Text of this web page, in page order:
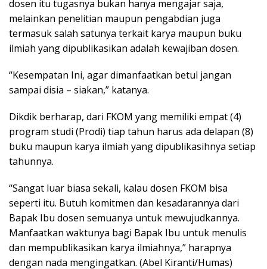
dosen itu tugasnya bukan hanya mengajar saja,
melainkan penelitian maupun pengabdian juga
termasuk salah satunya terkait karya maupun buku
ilmiah yang dipublikasikan adalah kewajiban dosen.
“Kesempatan Ini, agar dimanfaatkan betul jangan
sampai disia – siakan,” katanya.
Dikdik berharap, dari FKOM yang memiliki empat (4)
program studi (Prodi) tiap tahun harus ada delapan (8)
buku maupun karya ilmiah yang dipublikasihnya setiap
tahunnya.
“Sangat luar biasa sekali, kalau dosen FKOM bisa
seperti itu. Butuh komitmen dan kesadarannya dari
Bapak Ibu dosen semuanya untuk mewujudkannya.
Manfaatkan waktunya bagi Bapak Ibu untuk menulis
dan mempublikasikan karya ilmiahnya,” harapnya
dengan nada mengingatkan. (Abel Kiranti/Humas)